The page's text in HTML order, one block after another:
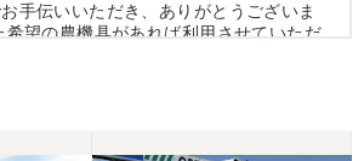
手伝いいただき、ありがとうございま
希望の農機具があれば利用させていただ